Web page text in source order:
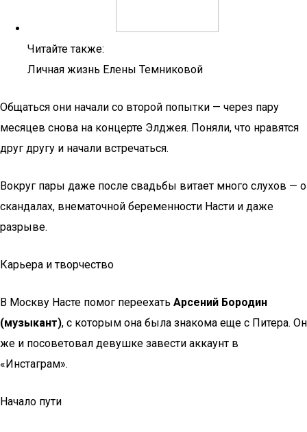
Читайте также:
Личная жизнь Елены Темниковой
Общаться они начали со второй попытки — через пару
месяцев снова на концерте Элджея. Поняли, что нравятся
друг другу и начали встречаться.
Вокруг пары даже после свадьбы витает много слухов — о
скандалах, внематочной беременности Насти и даже
разрыве.
Карьера и творчество
В Москву Насте помог переехать Арсений Бородин
(музыкант), с которым она была знакома еще с Питера. Он
же и посоветовал девушке завести аккаунт в
«Инстаграм».
Начало пути